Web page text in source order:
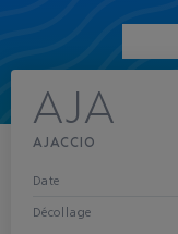
AJA
AJACCIO
Date
Décollage